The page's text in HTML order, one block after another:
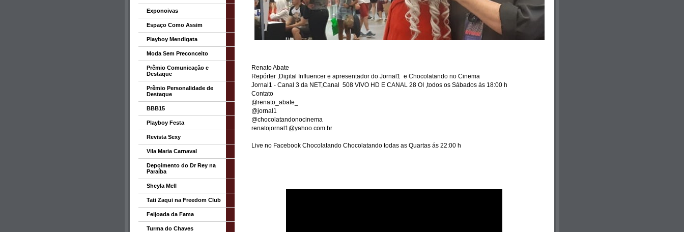
Renato Abate
Repórter ,Digital Influencer e apresentador do Jornal1 e Chocolatando no Cinema
Jornal1 - Canal 3 da NET,Canal 508 VIVO HD E CANAL 28 OI ,todos os Sábados ás 18:00 h
Contato
@renato_abate_
@jornal1
@chocolatandonocinema
renatojornal1@yahoo.com.br
Live no Facebook Chocolatando Chocolatando todas as Quartas ás 22:00 h
Exponoivas
Espaço Como Assim
Playboy Mendigata
Moda Sem Preconceito
Prêmio Comunicação e
Destaque
Prêmio Personalidade de
Destaque
BBB15
Playboy Festa
Revista Sexy
Vila Maria Carnaval
Depoimento do Dr Rey na
Paraíba
Sheyla Mell
Tati Zaqui na Freedom Club
Feijoada da Fama
Turma do Chaves